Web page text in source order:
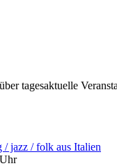
tagesaktuelle
jazz / folk aus Italien